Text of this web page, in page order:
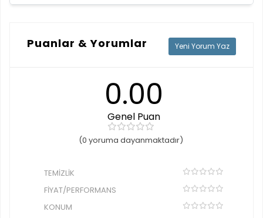
Puanlar & Yorumlar Yeni Yorum Yaz
0.00
Genel Puan
(0 yoruma dayanmaktadır)
TEMIZLIK
FIYAT/PERFORMANS
KONUM